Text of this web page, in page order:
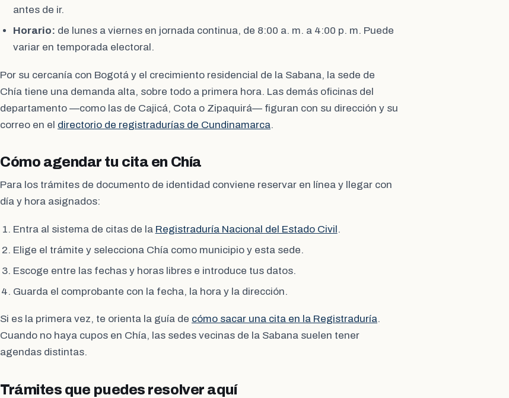
antes de ir.
Horario: de lunes a viernes en jornada continua, de 8:00 a. m. a 4:00 p. m. Puede
variar en temporada electoral.
Por su cercanía con Bogotá y el crecimiento residencial de la Sabana, la sede de
Chía tiene una demanda alta, sobre todo a primera hora. Las demás oficinas del
departamento —como las de Cajicá, Cota o Zipaquirá— figuran con su dirección y su
correo en el directorio de registradurías de Cundinamarca.
Cómo agendar tu cita en Chía
Para los trámites de documento de identidad conviene reservar en línea y llegar con
día y hora asignados:
Entra al sistema de citas de la Registraduría Nacional del Estado Civil.
Elige el trámite y selecciona Chía como municipio y esta sede.
Escoge entre las fechas y horas libres e introduce tus datos.
Guarda el comprobante con la fecha, la hora y la dirección.
Si es la primera vez, te orienta la guía de cómo sacar una cita en la Registraduría.
Cuando no haya cupos en Chía, las sedes vecinas de la Sabana suelen tener
agendas distintas.
Trámites que puedes resolver aquí